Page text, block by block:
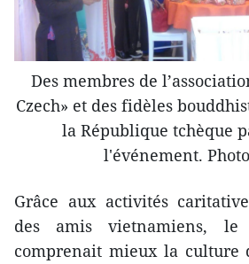
Des membres de
Czech» et des fidèles
la République tchèque
l'événement.
Grâce aux activités
des amis vietnamiens, le
comprenait mieux la culture